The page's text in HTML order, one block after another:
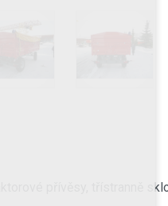
přívěsy, třístranně